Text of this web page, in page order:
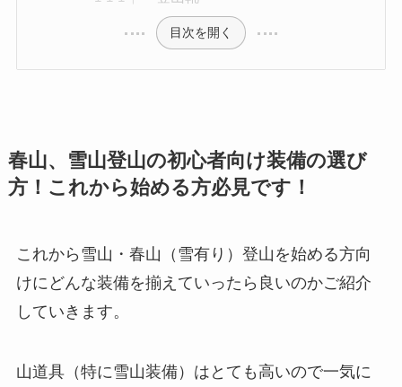
目次を開く
春山、雪山登山の初心者向け装備の選び
方！これから始める方必見です！
これから雪山・春山（雪有り）登山を始める方向
けにどんな装備を揃えていったら良いのかご紹介
していきます。
山道具（特に雪山装備）はとても高いので一気に